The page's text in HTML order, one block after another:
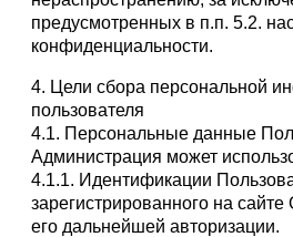
предусмотренных в п.п. 5.2.
конфиденциальности.
4. Цели сбора персональной
пользователя
4.1. Персональные данные
Администрация может
4.1.1. Идентификации
зарегистрированного на
его дальнейшей авторизации.